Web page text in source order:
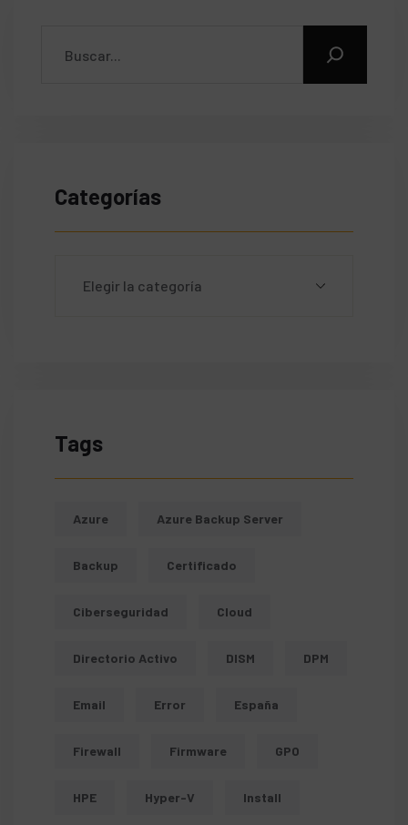
Categorías
Tags
Azure Azure Backup Server
Backup Certificado
Ciberseguridad Cloud
Directorio Activo DISM DPM
Email Error España
Firewall Firmware GPO
HPE Hyper-V Install